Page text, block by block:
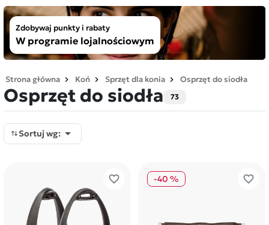
Zdobywaj punkty i rabaty
W programie lojalnościowym
Strona główna Koń Sprzęt dla konia Osprzęt do siodła
Osprzęt do siodła 73
Sortuj wg: 
favorite_border favorite_border
-40 %